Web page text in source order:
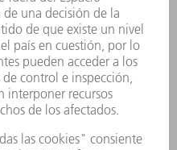
frecuentes
de venta
Repuestos
36 70
– 17h